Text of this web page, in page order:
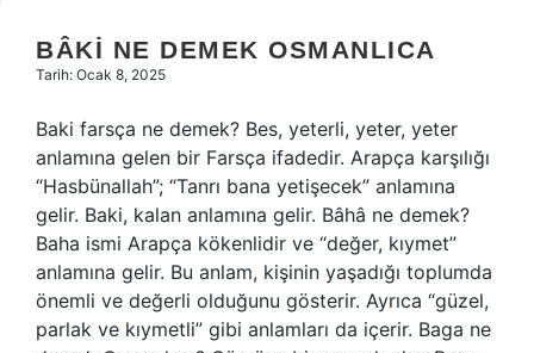
BÂKI NE DEMEK OSMANLICA
Tarih: Ocak 8, 2025
Baki farsça ne demek? Bes, yeterli, yeter, yeter
anlamına gelen bir Farsça ifadedir. Arapça karşılığı
“Hasbünallah”; “Tanrı bana yetişecek” anlamına
gelir. Baki, kalan anlamına gelir. Bâhâ ne demek?
Baha ismi Arapça kökenlidir ve “değer, kıymet”
anlamına gelir. Bu anlam, kişinin yaşadığı toplumda
önemli ve değerli olduğunu gösterir. Ayrıca “güzel,
parlak ve kıymetli” gibi anlamları da içerir. Baga ne